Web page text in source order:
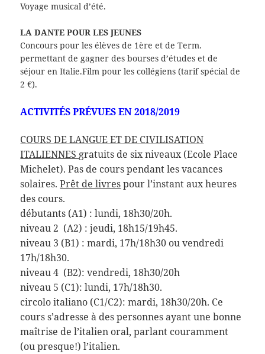
Voyage musical d’été.
LA DANTE POUR LES JEUNES
Concours pour les élèves de 1ère et de Term.
permettant de gagner des bourses d’études et de
séjour en Italie.Film pour les collégiens (tarif spécial de
2 €).
ACTIVITÉS PRÉVUES EN2018/2019
COURS DE LANGUE ET DE CIVILISATION
ITALIENNES gratuits de six niveaux (Ecole Place
Michelet). Pas de cours pendant les vacances
solaires.Prêt de livrespour l’instant aux heures
des cours.
débutants (A1) : lundi, 18h30/20h.
niveau 2 (A2) : jeudi, 18h15/19h45.
niveau 3 (B1) : mardi, 17h/18h30 ou vendredi
17h/18h30.
niveau 4 (B2): vendredi, 18h30/20h
niveau 5 (C1): lundi, 17h/18h30.
circolo italiano (C1/C2): mardi, 18h30/20h. Ce
cours s’adresse à des personnes ayant une bonne
maîtrise de l’italien oral, parlant couramment
(ou presque!) l’italien.